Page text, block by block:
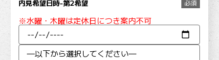
内見希望日時-第2希望 必須
※水曜・木曜は定休日につき案内不可